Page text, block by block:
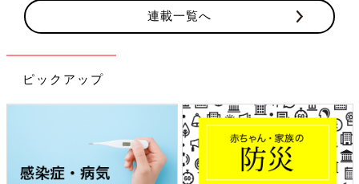
連載一覧へ
ピックアップ